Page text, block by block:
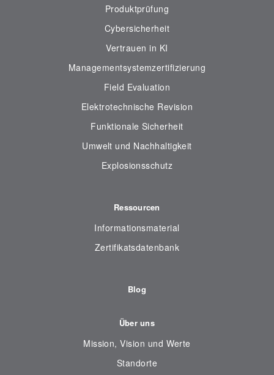
Produktprüfung
Cybersicherheit
Vertrauen in KI
Managementsystemzertifizierung
Field Evaluation
Elektrotechnische Revision
Funktionale Sicherheit
Umwelt und Nachhaltigkeit
Explosionsschutz
Ressourcen
Informationsmaterial
Zertifikatsdatenbank
Blog
Über uns
Mission, Vision und Werte
Standorte